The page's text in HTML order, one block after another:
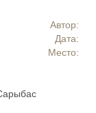
Автор:
Дата:
Место: